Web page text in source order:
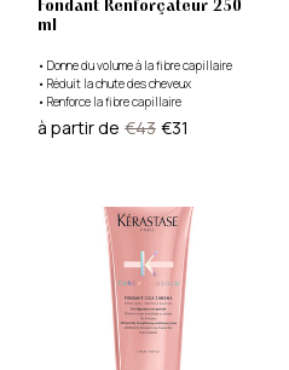
Fondant Renforçateur 250
ml
• Donne du volume à la fibre capillaire
• Réduit la chute des cheveux
• Renforce la fibre capillaire
à partir de €43 €31